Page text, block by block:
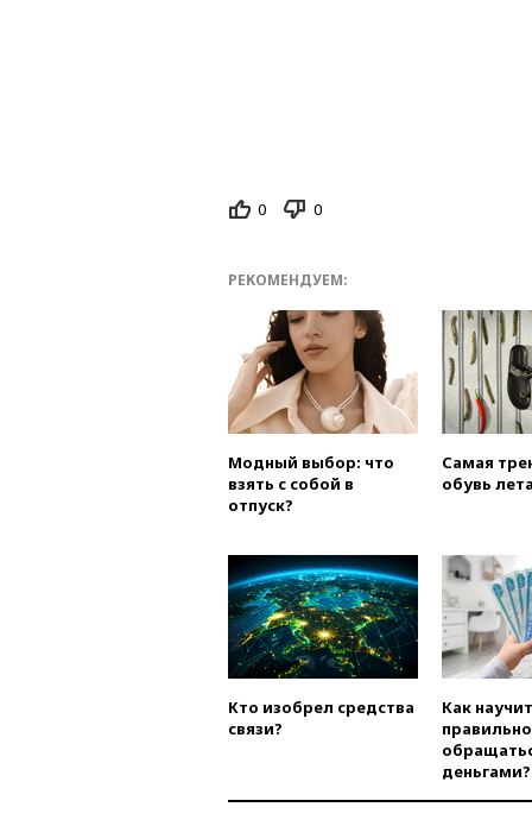
0 0
РЕКОМЕНДУЕМ:
Модный выбор: что
взять с собой в
отпуск?
Самая
обувь
Кто изобрел средства
связи?
Как
правильно
деньгами?